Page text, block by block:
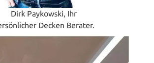
Dirk Paykowski, Ihr
Decken Berater.